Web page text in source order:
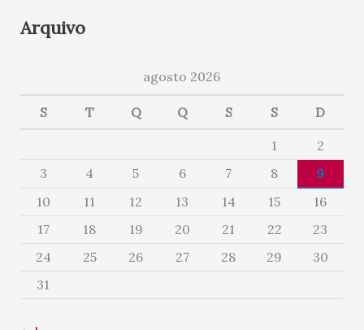
Arquivo
agosto 2026
S T Q Q S S D
1
2
3
4 5 6 7 8
9
10
11 12 13 14 15
16
17
18 19 20 21 22
23
24
25 26 27 28 29
30
31